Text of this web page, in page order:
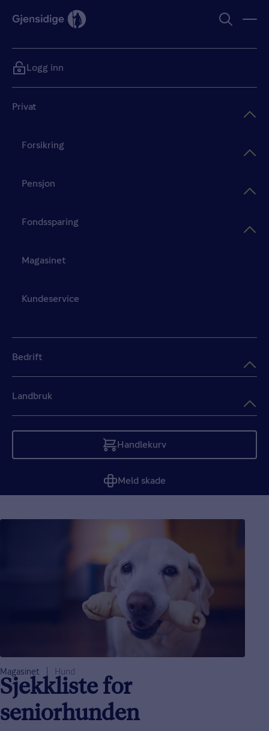
Privat
Forsikring
Pensjon
Fondssparing
Magasinet
Kundeservice
Bedrift
Landbruk
Handlekurv
Tom
Meld skade
Logg inn
Magasinet Hund
Sjekkliste for
seniorhunden